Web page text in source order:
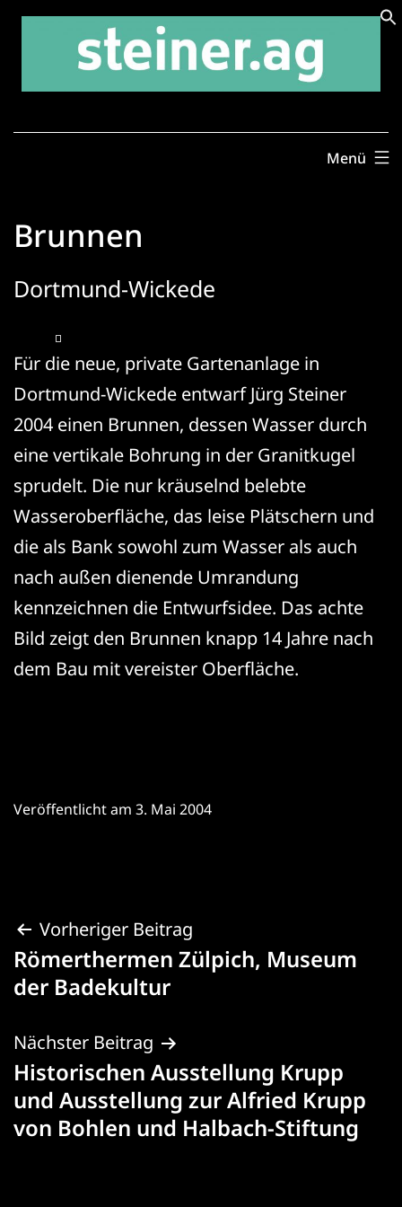
Zum
Menü
Brunnen
Dortmund-Wickede
Für die neue, private Gartenanlage in
Dortmund-Wickede entwarf Jürg Steiner
2004 einen Brunnen, dessen Wasser durch
eine vertikale Bohrung in der Granitkugel
sprudelt. Die nur kräuselnd belebte
Wasseroberfläche, das leise Plätschern und
die als Bank sowohl zum Wasser als auch
nach außen dienende Umrandung
kennzeichnen die Entwurfsidee. Das achte
Bild zeigt den Brunnen knapp 14 Jahre nach
dem Bau mit vereister Oberfläche.
Veröffentlicht am 3. Mai 2004
Beitragsnavigation
Vorheriger Beitrag
Römerthermen Zülpich, Museum
der Badekultur
Nächster Beitrag
Historischen Ausstellung Krupp
und Ausstellung zur Alfried Krupp
von Bohlen und Halbach-Stiftung